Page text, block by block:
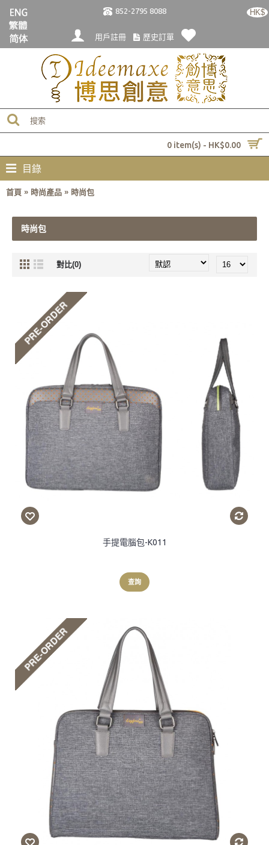
852-2795 8088 HK$
用戶註冊 歷史訂單
0 item(s) - HK$0.00
目錄
首頁 » 時尚產品 » 時尚包
時尚包
對比(0)
手提電腦包-K011
查詢